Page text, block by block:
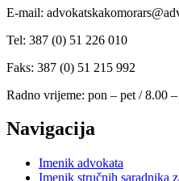
E-mail:
Tel: 387 (0) 51 226 010
Faks: 387 (0) 51 215 992
Radno vrijeme: pon – pet / 8.00
Navigacija
Imenik advokata
Imenik stručnih saradnika